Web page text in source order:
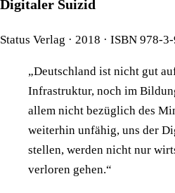
Digitaler Suizid
Status Verlag · 2018 · ISBN 978-
„Deutschland ist nicht gut
Infrastruktur, noch im
allem nicht bezüglich des
weiterhin unfähig, uns der
stellen, werden nicht nur
verloren gehen.“